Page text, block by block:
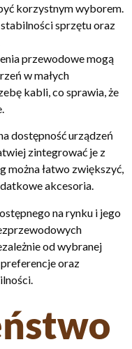
korzystnym wyborem.
sprzętu oraz
przewodowe mogą
w małych
kabli, co sprawia, że
dostępność urządzeń
zintegrować je z
można łatwo zwiększyć,
akcesoria.
na rynku i jego
od wybranej
oraz